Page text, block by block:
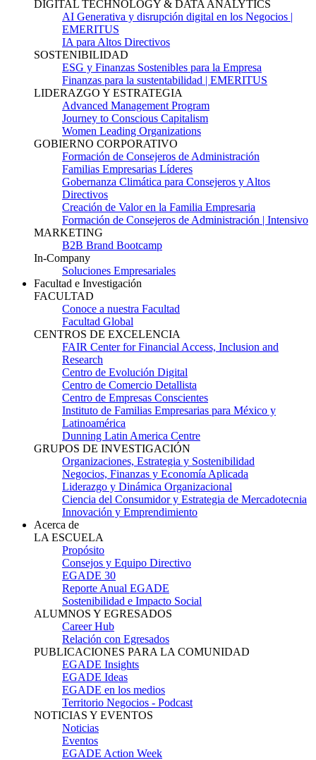
DIGITAL TECHNOLOGY & DATA ANALYTICS
AI Generativa y disrupción digital en los Negocios |
EMERITUS
IA para Altos Directivos
SOSTENIBILIDAD
ESG y Finanzas Sostenibles para la Empresa
Finanzas para la sustentabilidad | EMERITUS
LIDERAZGO Y ESTRATEGIA
Advanced Management Program
Journey to Conscious Capitalism
Women Leading Organizations
GOBIERNO CORPORATIVO
Formación de Consejeros de Administración
Familias Empresarias Líderes
Gobernanza Climática para Consejeros y Altos
Directivos
Creación de Valor en la Familia Empresaria
Formación de Consejeros de Administración | Intensivo
MARKETING
B2B Brand Bootcamp
In-Company
Soluciones Empresariales
Facultad e Investigación
FACULTAD
Conoce a nuestra Facultad
Facultad Global
CENTROS DE EXCELENCIA
FAIR Center for Financial Access, Inclusion and
Research
Centro de Evolución Digital
Centro de Comercio Detallista
Centro de Empresas Conscientes
Instituto de Familias Empresarias para México y
Latinoamérica
Dunning Latin America Centre
GRUPOS DE INVESTIGACIÓN
Organizaciones, Estrategia y Sostenibilidad
Negocios, Finanzas y Economía Aplicada
Liderazgo y Dinámica Organizacional
Ciencia del Consumidor y Estrategia de Mercadotecnia
Innovación y Emprendimiento
Acerca de
LA ESCUELA
Propósito
Consejos y Equipo Directivo
EGADE 30
Reporte Anual EGADE
Sostenibilidad e Impacto Social
ALUMNOS Y EGRESADOS
Career Hub
Relación con Egresados
PUBLICACIONES PARA LA COMUNIDAD
EGADE Insights
EGADE Ideas
EGADE en los medios
Territorio Negocios - Podcast
NOTICIAS Y EVENTOS
Noticias
Eventos
EGADE Action Week